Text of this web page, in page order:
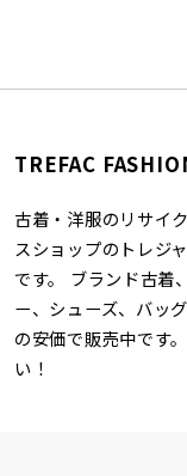
TREFAC
古着・洋服のリサイ
スショップのトレジ
です。 ブランド古着
ー、シューズ、バッ
の安価で販売中です
い！